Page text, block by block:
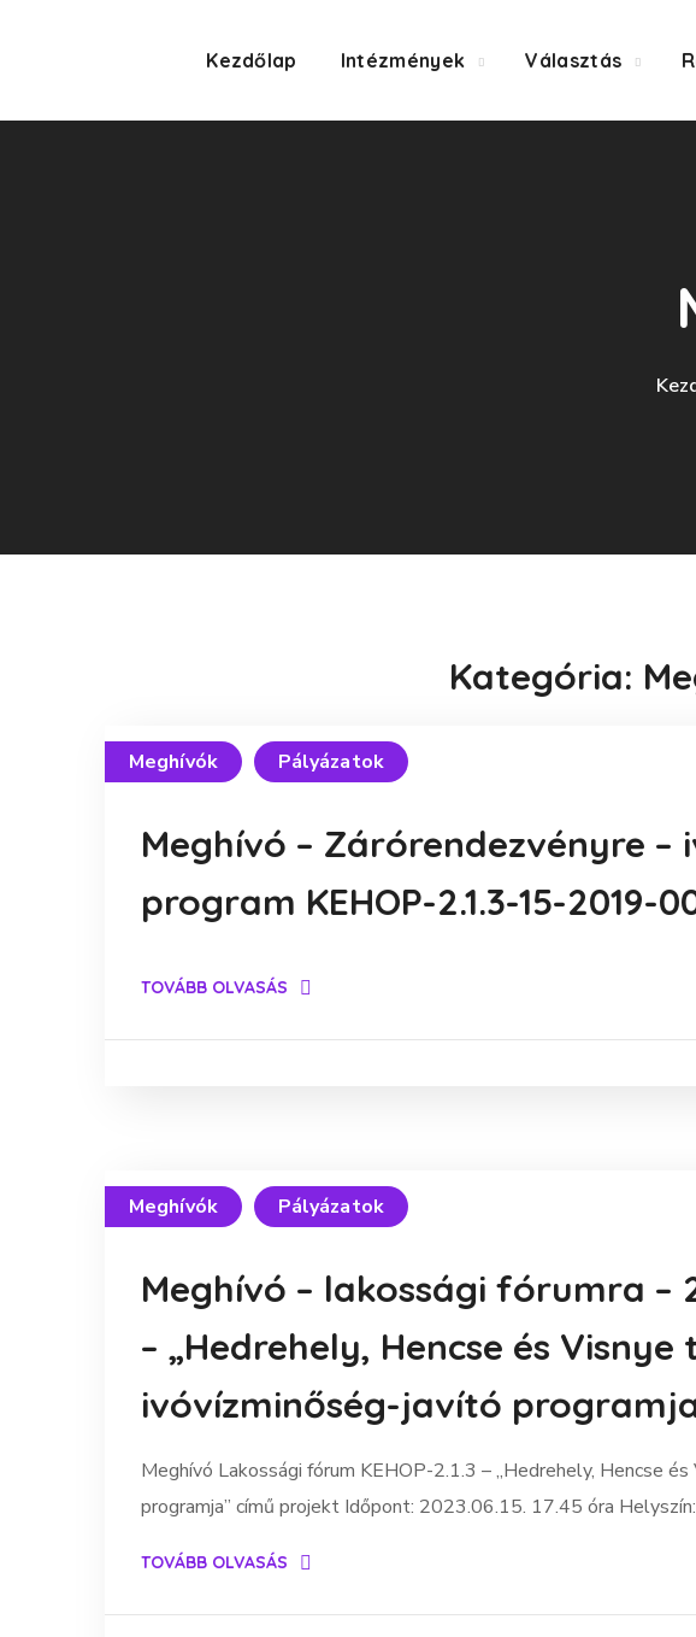
Kezdőlap Intézmények Választás
Kategória:
Meghívók Pályázatok
Meghívó – Zárórendezvényre
program KEHOP-2.1.3-15-2019-
TOVÁBB OLVASÁS
Meghívók Pályázatok
Meghívó – lakossági fórumra –
– „Hedrehely, Hencse és Visnye
ivóvízminőség-javító
Meghívó Lakossági fórum KEHOP-2.1.3 – „Hedrehely, Hencse
programja” című projekt Időpont: 2023.06.15. 17.45 óra
TOVÁBB OLVASÁS